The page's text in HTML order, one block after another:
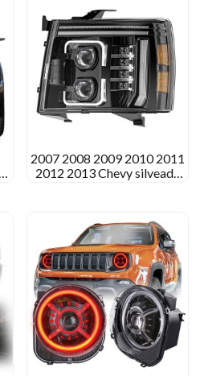
2007 2008 2009 2010 2011
2012 2013 Chevy silveado